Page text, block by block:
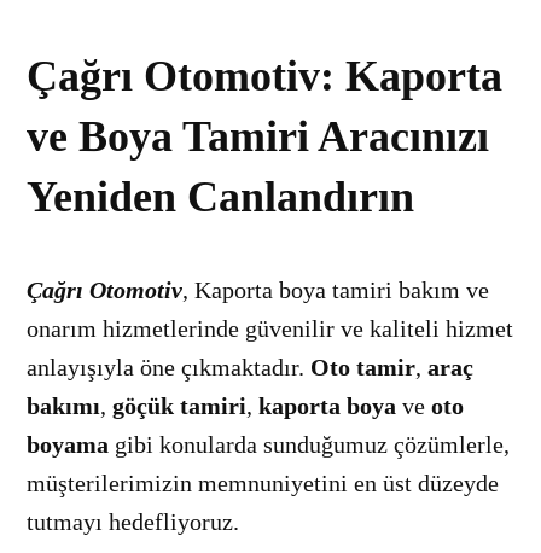
Çağrı Otomotiv: Kaporta
ve Boya Tamiri Aracınızı
Yeniden Canlandırın
Çağrı Otomotiv, Kaporta boya tamiri bakım ve
onarım hizmetlerinde güvenilir ve kaliteli hizmet
anlayışıyla öne çıkmaktadır. Oto tamir,araç
bakımı,göçük tamiri,kaporta boya veoto
boyama gibi konularda sunduğumuz çözümlerle,
müşterilerimizin memnuniyetini en üst düzeyde
tutmayı hedefliyoruz.